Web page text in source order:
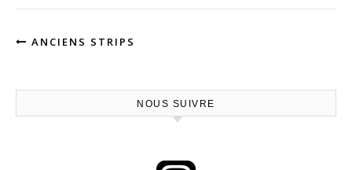
ANCIENS STRIPS
NOUS SUIVRE